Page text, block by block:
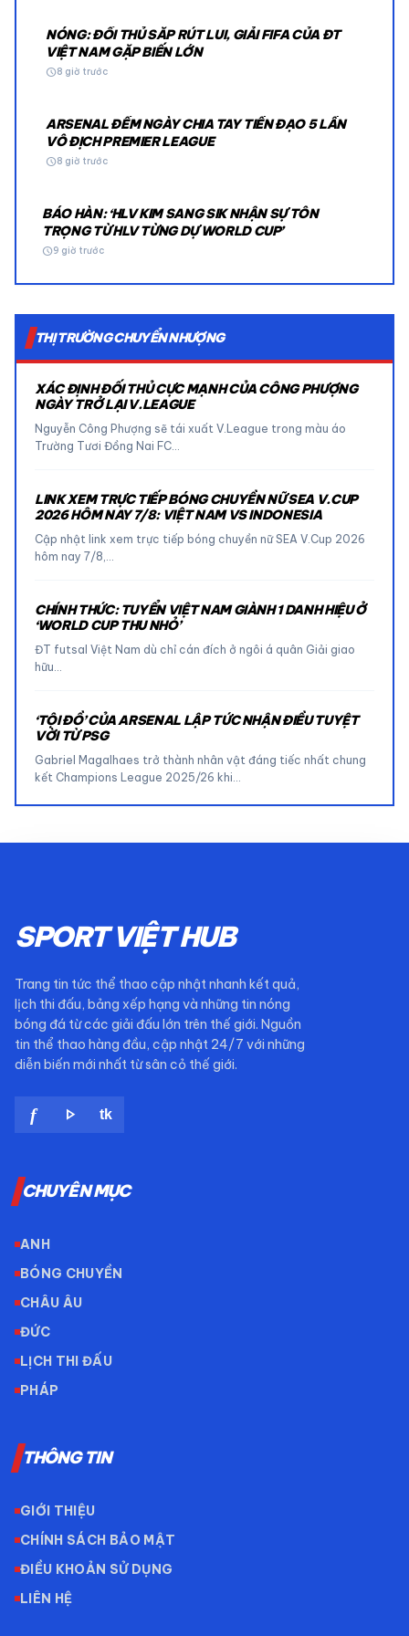
NÓNG: ĐỐI THỦ SẮP RÚT LUI, GIẢI FIFA CỦA ĐT
VIỆT NAM GẶP BIẾN LỚN
schedule8 giờ trước
ARSENAL ĐẾM NGÀY CHIA TAY TIỀN ĐẠO 5 LẦN
VÔ ĐỊCH PREMIER LEAGUE
schedule8 giờ trước
BÁO HÀN: ‘HLV KIM SANG SIK NHẬN SỰ TÔN
TRỌNG TỪ HLV TỪNG DỰ WORLD CUP’
schedule9 giờ trước
THỊ TRƯỜNG CHUYỂN NHƯỢNG
XÁC ĐỊNH ĐỐI THỦ CỰC MẠNH CỦA CÔNG PHƯỢNG
NGÀY TRỞ LẠI V.LEAGUE
Nguyễn Công Phượng sẽ tái xuất V.League trong màu áo
Trường Tươi Đồng Nai FC…
LINK XEM TRỰC TIẾP BÓNG CHUYỀN NỮ SEA V.CUP
2026 HÔM NAY 7/8: VIỆT NAM VS INDONESIA
Cập nhật link xem trực tiếp bóng chuyền nữ SEA V.Cup 2026
hôm nay 7/8,…
CHÍNH THỨC: TUYỂN VIỆT NAM GIÀNH 1 DANH HIỆU Ở
‘WORLD CUP THU NHỎ’
ĐT futsal Việt Nam dù chỉ cán đích ở ngôi á quân Giải giao
hữu…
‘TỘI ĐỒ’ CỦA ARSENAL LẬP TỨC NHẬN ĐIỀU TUYỆT
VỜI TỪ PSG
Gabriel Magalhaes trở thành nhân vật đáng tiếc nhất chung
kết Champions League 2025/26 khi…
SPORT VIỆT HUB
Trang tin tức thể thao cập nhật nhanh kết quả,
lịch thi đấu, bảng xếp hạng và những tin nóng
bóng đá từ các giải đấu lớn trên thế giới. Nguồn
tin thể thao hàng đầu, cập nhật 24/7 với những
diễn biến mới nhất từ sân cỏ thế giới.
f play_arrow tk
CHUYÊN MỤC
ANH
BÓNG CHUYỀN
CHÂU ÂU
ĐỨC
LỊCH THI ĐẤU
PHÁP
THÔNG TIN
GIỚI THIỆU
CHÍNH SÁCH BẢO MẬT
ĐIỀU KHOẢN SỬ DỤNG
LIÊN HỆ